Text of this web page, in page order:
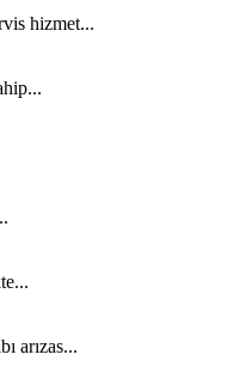
hizmet...
arızas...